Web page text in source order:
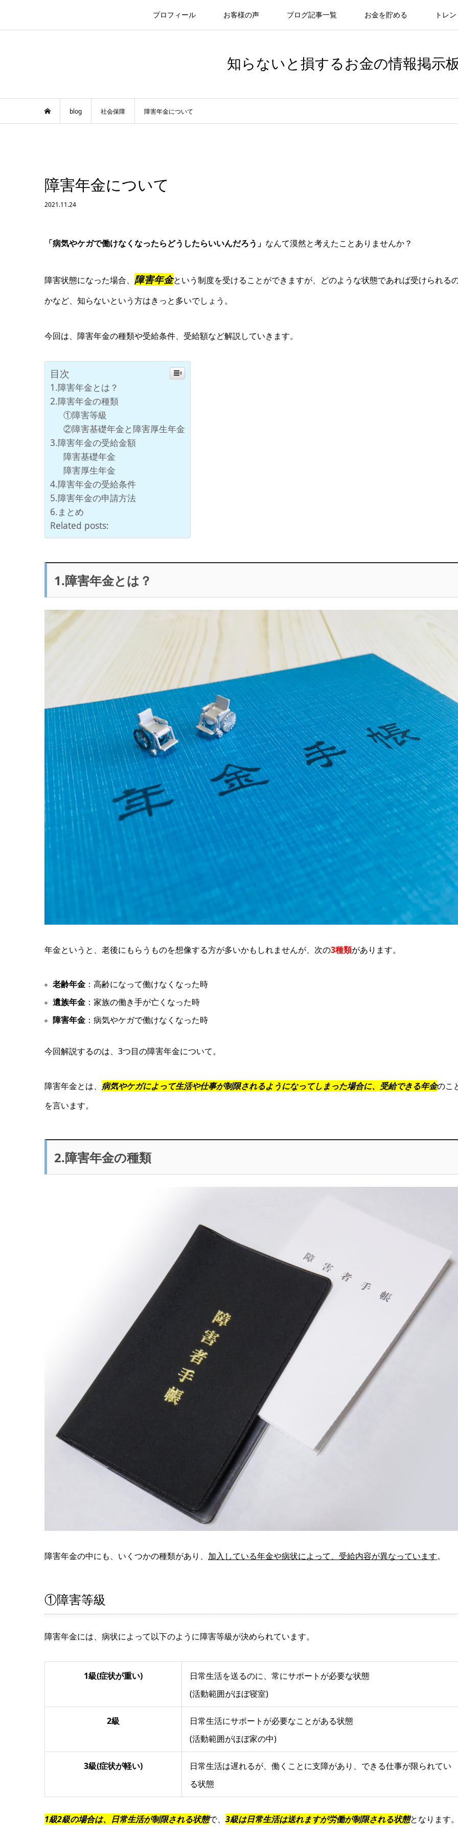
プロフィール お客様の声 ブログ記事一覧 お金を貯める トレ
知らないと損するお金の情報掲示
blog 社会保障 障害年金について
障害年金について
2021.11.24
「病気やケガで働けなくなったらどうしたらいいんだろう」 なんて漠然と考えたことありませんか？
障害状態になった場合、 障害年金という制度を受けることができますが、どのような状態であれば受けられる
かなど、知らないという方はきっと多いでしょう。
今回は、障害年金の種類や受給条件、受給額など解説していきます。
目次
1.障害年金とは？
2.障害年金の種類
①障害等級
②障害基礎年金と障害厚生年金
3.障害年金の受給金額
障害基礎年金
障害厚生年金
4.障害年金の受給条件
5.障害年金の申請方法
6.まとめ
Related posts:
1.障害年金とは？
年金というと、老後にもらうものを想像する方が多いかもしれませんが、次の3種類があります。
老齢年金：高齢になって働けなくなった時
遺族年金：家族の働き手が亡くなった時
障害年金：病気やケガで働けなくなった時
今回解説するのは、3つ目の障害年金について。
障害年金とは、 病気やケガによって生活や仕事が制限されるようになってしまった場合に、受給できる年金のこ
を言います。
2.障害年金の種類
障害年金の中にも、いくつかの種類があり、 加入している年金や病状によって、受給内容が異なっています。
①障害等級
障害年金には、病状によって以下のように障害等級が決められています。
1級(症状が重い)
日常生活を送るのに、常にサポートが必要な状態
(活動範囲がほぼ寝室)
2級
日常生活にサポートが必要なことがある状態
(活動範囲がほぼ家の中)
3級(症状が軽い)
日常生活は遅れるが、働くことに支障があり、できる仕事が限られてい
る状態
1級2級の場合は、日常生活が制限される状態で、 3級は日常生活は送れますが労働が制限される状態となります